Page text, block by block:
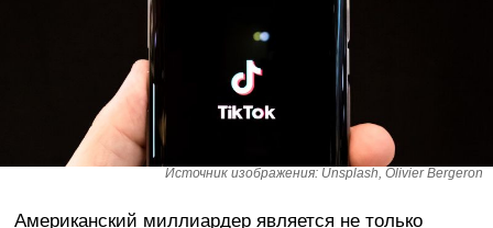
Источник изображения: Unsplash, Olivier Bergeron
Американский миллиардер является не только